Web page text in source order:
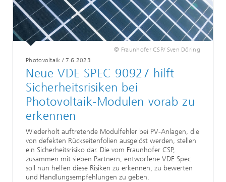
© Fraunhofer CSP/ Sven Döring
Photovoltaik / 7.6.2023
Neue VDE SPEC 90927 hilft
Sicherheitsrisiken bei
Photovoltaik-Modulen vorab zu
erkennen
Wiederholt auftretende Modulfehler bei PV-Anlagen, die
von defekten Rückseitenfolien ausgelöst werden, stellen
ein Sicherheitsrisiko dar. Die vom Fraunhofer CSP,
zusammen mit sieben Partnern, entworfene VDE Spec
soll nun helfen diese Risiken zu erkennen, zu bewerten
und Handlungsempfehlungen zu geben.